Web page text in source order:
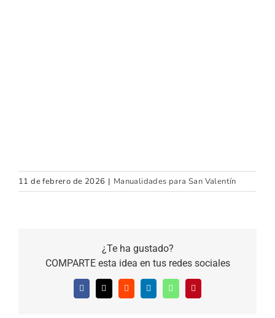
11 de febrero de 2026 | Manualidades para San Valentín
¿Te ha gustado?
COMPARTE esta idea en tus redes sociales
Facebook
X RedditLinkedInWhatsAppPinterest